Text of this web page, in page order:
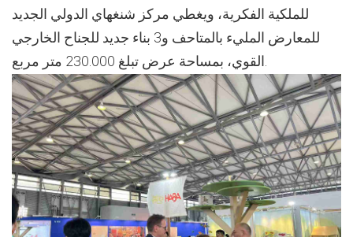
للملكية الفكرية، ويغطي مركز شنغهاي الدولي الجديد
للمعارض المليء بالمتاحف و3 بناء جديد للجناح الخارجي
القوي، بمساحة عرض تبلغ 230.000 متر مربع.